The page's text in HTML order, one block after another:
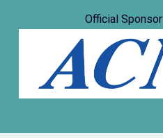
Official Sponsor